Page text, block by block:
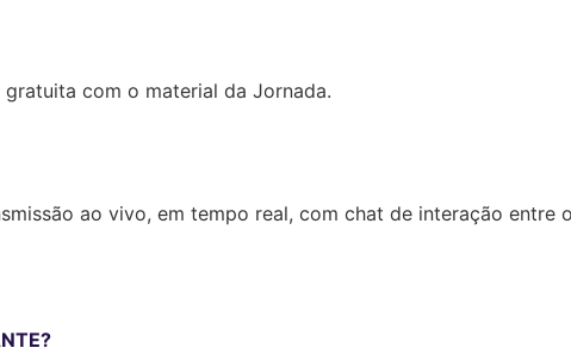
com o material da Jornada.
ao vivo, em tempo real, com chat de interação entre